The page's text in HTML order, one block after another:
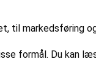
til markedsføring
formål. Du kan